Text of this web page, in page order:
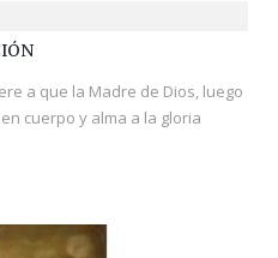
a que la Madre de Dios, luego
cuerpo y alma a la gloria